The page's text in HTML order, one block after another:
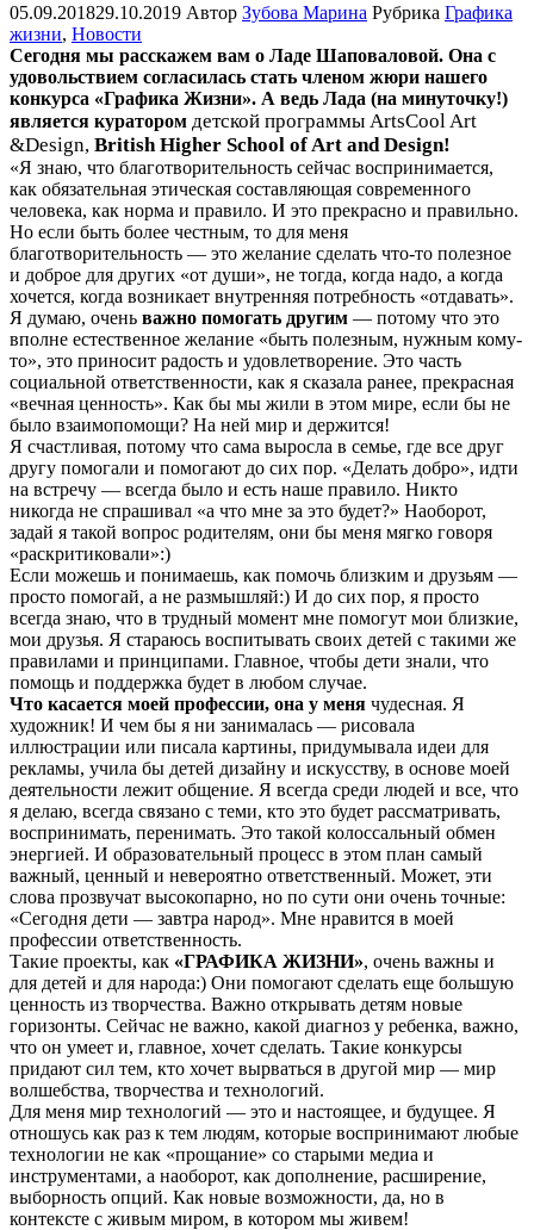
05.09.201829.10.2019 Автор Зубова Марина Рубрика Графика
жизни, Новости
Сегодня мы расскажем вам о Ладе Шаповаловой. Она с
удовольствием согласилась стать членом жюри нашего
конкурса «Графика Жизни». А ведь Лада (на минуточку!)
является куратором детской программы ArtsCool Art
&Design, British Higher School of Art and Design!
«Я знаю, что благотворительность сейчас воспринимается,
как обязательная этическая составляющая современного
человека, как норма и правило. И это прекрасно и правильно.
Но если быть более честным, то для меня
благотворительность — это желание сделать что-то полезное
и доброе для других «от души», не тогда, когда надо, а когда
хочется, когда возникает внутренняя потребность «отдавать».
Я думаю, очень важно помогать другим — потому что это
вполне естественное желание «быть полезным, нужным кому-
то», это приносит радость и удовлетворение. Это часть
социальной ответственности, как я сказала ранее, прекрасная
«вечная ценность». Как бы мы жили в этом мире, если бы не
было взаимопомощи? На ней мир и держится!
Я счастливая, потому что сама выросла в семье, где все друг
другу помогали и помогают до сих пор. «Делать добро», идти
на встречу — всегда было и есть наше правило. Никто
никогда не спрашивал «а что мне за это будет?» Наоборот,
задай я такой вопрос родителям, они бы меня мягко говоря
«раскритиковали»:)
Если можешь и понимаешь, как помочь близким и друзьям —
просто помогай, а не размышляй:) И до сих пор, я просто
всегда знаю, что в трудный момент мне помогут мои близкие,
мои друзья. Я стараюсь воспитывать своих детей с такими же
правилами и принципами. Главное, чтобы дети знали, что
помощь и поддержка будет в любом случае.
Что касается моей профессии, она у меня чудесная. Я
художник! И чем бы я ни занималась — рисовала
иллюстрации или писала картины, придумывала идеи для
рекламы, учила бы детей дизайну и искусству, в основе моей
деятельности лежит общение. Я всегда среди людей и все, что
я делаю, всегда связано с теми, кто это будет рассматривать,
воспринимать, перенимать. Это такой колоссальный обмен
энергией. И образовательный процесс в этом план самый
важный, ценный и невероятно ответственный. Может, эти
слова прозвучат высокопарно, но по сути они очень точные:
«Сегодня дети — завтра народ». Мне нравится в моей
профессии ответственность.
Такие проекты, как «ГРАФИКА ЖИЗНИ», очень важны и
для детей и для народа:) Они помогают сделать еще большую
ценность из творчества. Важно открывать детям новые
горизонты. Сейчас не важно, какой диагноз у ребенка, важно,
что он умеет и, главное, хочет сделать. Такие конкурсы
придают сил тем, кто хочет вырваться в другой мир — мир
волшебства, творчества и технологий.
Для меня мир технологий — это и настоящее, и будущее. Я
отношусь как раз к тем людям, которые воспринимают любые
технологии не как «прощание» со старыми медиа и
инструментами, а наоборот, как дополнение, расширение,
выборность опций. Как новые возможности, да, но в
контексте с живым миром, в котором мы живем!